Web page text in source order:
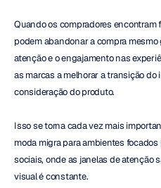
Quando os compradores
podem abandonar a compra
atenção e o engajamento nas
as marcas a melhorar a transição
consideração do produto.
Isso se torna cada vez mais
moda migra para ambientes
sociais, onde as janelas de atenção
visual é constante.